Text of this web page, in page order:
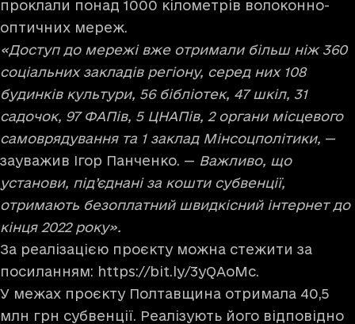
проклали понад 1000 кілометрів волоконно-
оптичних мереж.
«Доступ до мережі вже отримали більш ніж 360
соціальних закладів регіону, серед них 108
будинків культури, 56 бібліотек, 47 шкіл, 31
садочок, 97 ФАПів, 5 ЦНАПів, 2 органи місцевого
самоврядування та 1 заклад Мінсоцполітики, —
зауважив Ігор Панченко. — Важливо, що
установи, під’єднані за кошти субвенції,
отримають безоплатний швидкісний інтернет до
кінця 2022 року».
За реалізацією проєкту можна стежити за
посиланням: https://bit.ly/3yQAoMc.
У межах проєкту Полтавщина отримала 40,5
млн грн субвенції. Реалізують його відповідно